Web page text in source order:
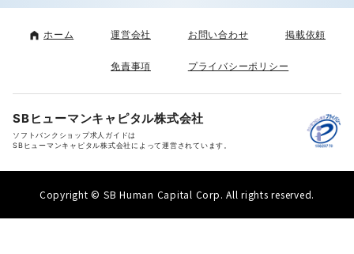
ホーム 運営会社 お問い合わせ 掲載依頼
免責事項 プライバシーポリシー
SBヒューマンキャピタル株式会社
ソフトバンクショップ求人ガイドは
SBヒューマンキャピタル株式会社によって運営されています。
Copyright © SB Human Capital Corp. All rights reserved.